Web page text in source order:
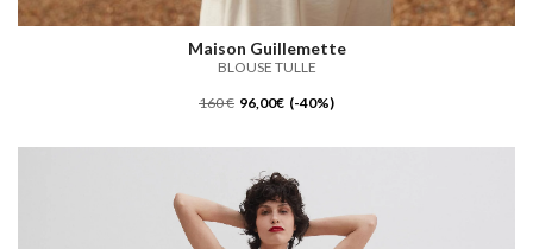
Maison Guillemette
BLOUSE TULLE
160 € 96,00€ (-40%)